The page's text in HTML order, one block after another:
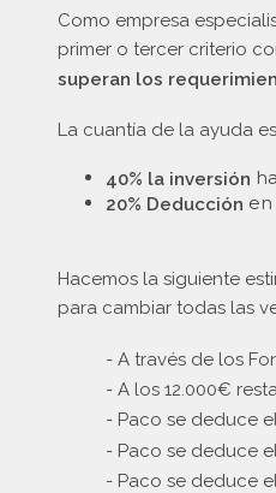
Como empresa
primer o tercer criterio
superan los
La cuantía de la ayuda
40% la inversión
20% Deducción
Hacemos la siguiente
para cambiar todas las
- A través de los
- A los 12.000€
- Paco se deduce
- Paco se deduce el
- Paco se deduce